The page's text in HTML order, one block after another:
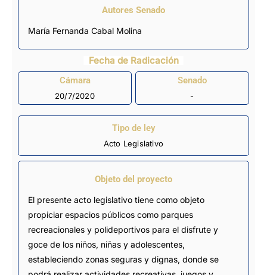
Autores Senado
María Fernanda Cabal Molina
Fecha de Radicación
Cámara
20/7/2020
Senado
-
Tipo de ley
Acto Legislativo
Objeto del proyecto
El presente acto legislativo tiene como objeto
propiciar espacios públicos como parques
recreacionales y polideportivos para el disfrute y
goce de los niños, niñas y adolescentes,
estableciendo zonas seguras y dignas, donde se